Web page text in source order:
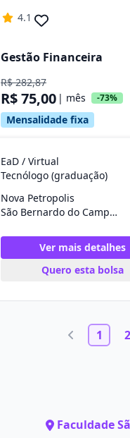
4.1
Gestão Financeira
R$ 282,87
R$ 75,00 | mês -73%
Mensalidade fixa
EaD / Virtual
Tecnólogo (graduação)
Nova Petropolis
São Bernardo do Campo/SP
Ver mais detalhes
Quero esta bolsa
1 2
Faculdade